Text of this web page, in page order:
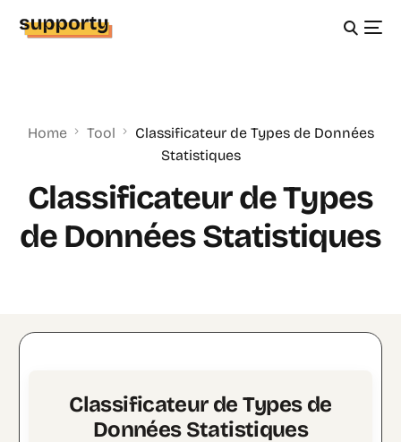
Home Tool
Classificateur de Types de Données
Statistiques
Classificateur de Types
de Données Statistiques
Classificateur de Types de
Données Statistiques